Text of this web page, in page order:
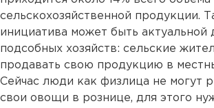
сельскохозяйственной продукции.
инициатива может быть актуальной
подсобных хозяйств: сельские
продавать свою продукцию в
Сейчас люди как физлица не могут
свои овощи в рознице, для этого